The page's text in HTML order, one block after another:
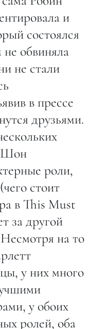
и
состоялся
обвиняла
не стали
в прессе
друзьями.
Шон
роли,
стоит
в This Must
за другой
на то
у них много
у обоих
ролей, оба